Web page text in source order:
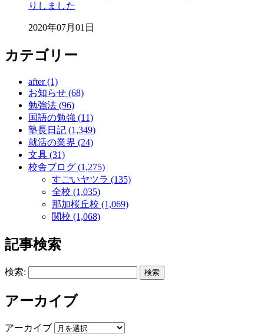
りしました
2020年07月01日
カテゴリー
after (1)
お知らせ (68)
勉強法 (96)
国語の勉強 (11)
塾長日記 (1,349)
就活の業界 (24)
文具 (31)
校舎ブログ (1,275)
すごいヤツラ (135)
全校 (1,035)
那加桜丘校 (1,069)
関校 (1,068)
記事検索
検索:
アーカイブ
アーカイブ